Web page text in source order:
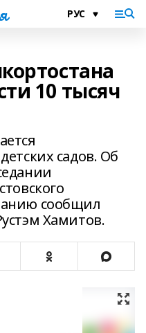
10 тысяч
садов. Об
сообщил
Хамитов.